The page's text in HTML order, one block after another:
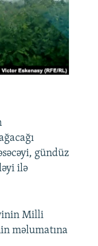
gündüz
ilə
Milli
məlumatına